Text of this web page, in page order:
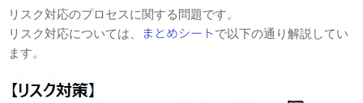
リスク対応のプロセスに関する問題です。
リスク対応については、
まとめシートで以下の通り解説してい
ます。